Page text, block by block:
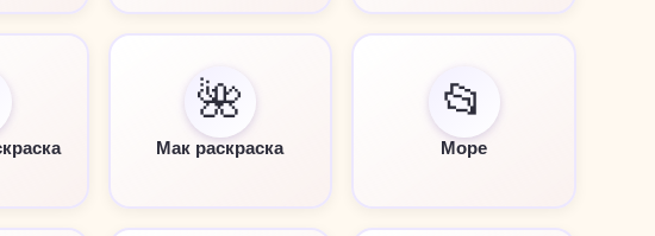
🌺
Мак раскраска
📂
Море